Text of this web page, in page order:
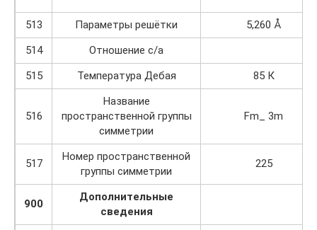
513 Параметры решётки
5,260 Å
514
Отношение c/a
515
Температура Дебая 85 К
516
Название
пространственной группы
симметрии
Fm_ 3m
517
Номер пространственной
группы симметрии
225
900
Дополнительные
сведения